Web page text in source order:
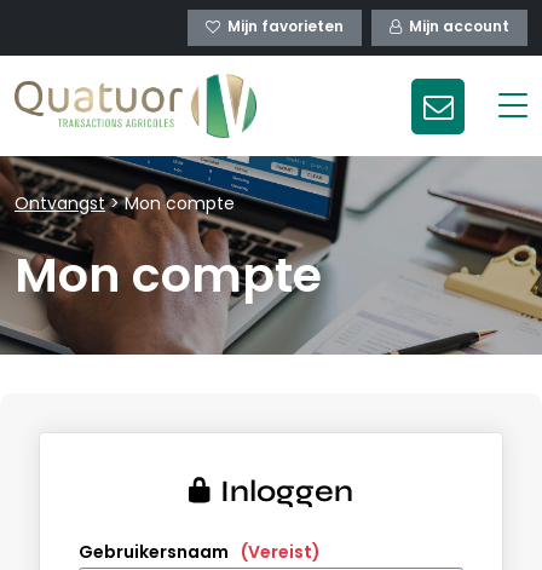
Mijn favorieten Mijn account
Ontvangst>Mon compte
Mon compte
Inloggen
Gebruikersnaam (Vereist)